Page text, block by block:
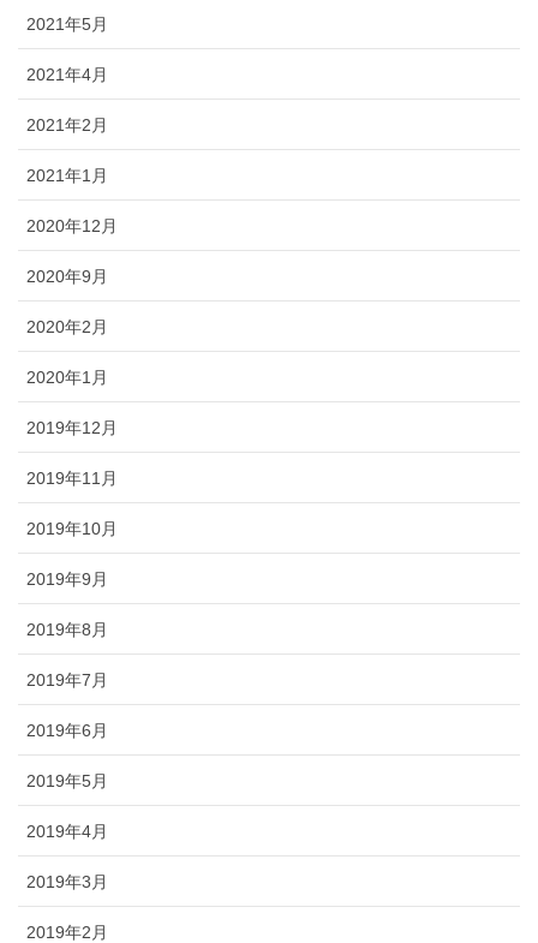
2021年5月
2021年4月
2021年2月
2021年1月
2020年12月
2020年9月
2020年2月
2020年1月
2019年12月
2019年11月
2019年10月
2019年9月
2019年8月
2019年7月
2019年6月
2019年5月
2019年4月
2019年3月
2019年2月